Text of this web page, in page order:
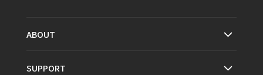
ABOUT
SUPPORT